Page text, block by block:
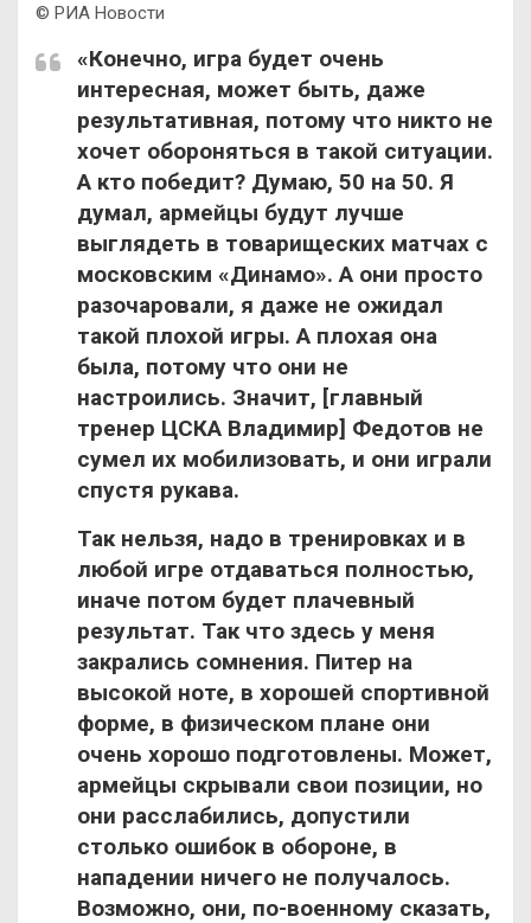
© РИА Новости
«Конечно, игра будет очень
интересная, может быть, даже
результативная, потому что никто не
хочет обороняться в такой ситуации.
А кто победит? Думаю, 50 на 50. Я
думал, армейцы будут лучше
выглядеть в товарищеских матчах с
московским «Динамо». А они просто
разочаровали, я даже не ожидал
такой плохой игры. А плохая она
была, потому что они не
настроились. Значит, [главный
тренер ЦСКА Владимир] Федотов не
сумел их мобилизовать, и они играли
спустя рукава.
Так нельзя, надо в тренировках и в
любой игре отдаваться полностью,
иначе потом будет плачевный
результат. Так что здесь у меня
закрались сомнения. Питер на
высокой ноте, в хорошей спортивной
форме, в физическом плане они
очень хорошо подготовлены. Может,
армейцы скрывали свои позиции, но
они расслабились, допустили
столько ошибок в обороне, в
нападении ничего не получалось.
Возможно, они, по-военному сказать,